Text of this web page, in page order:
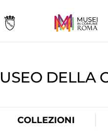
DELLA
COLLEZIONI